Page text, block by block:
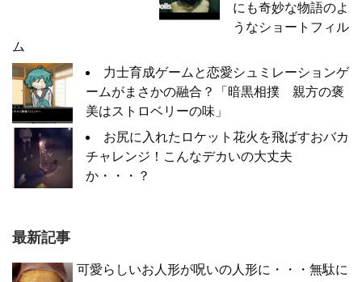
にも奇妙な物語のよ
うなショートフィル
ム
力士育成ゲームと恋愛シュミレーションゲ
ームがまさかの融合？「暗黒相撲 親方の褒
美はストロベリーの味」
お尻に入れたロケット花火を飛ばすおバカ
チャレンジ！こんなデカいの大丈夫
か・・・？
最新記事
可愛らしいお人形が呪いの人形に・・・無駄に